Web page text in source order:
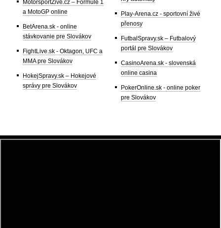
MotorsportŽivě.cz – Formule 1
a MotoGP online
BetArena.sk - online
stávkovanie pre Slovákov
FightLive.sk - Oktagon, UFC a
MMA pre Slovákov
HokejSpravy.sk – Hokejové
správy pre Slovákov
Play-Arena.cz - sportovní živé
přenosy
FutbalSpravy.sk – Futbalový
portál pre Slovákov
CasinoArena.sk - slovenská
online casina
PokerOnline.sk - online poker
pre Slovákov